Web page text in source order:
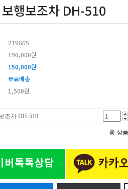
행보조차 DH-510
219665
190,000원
150,000원
무료배송
1,500원
조차 DH-510
총 상